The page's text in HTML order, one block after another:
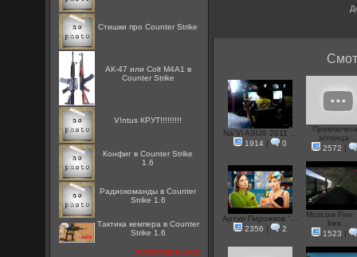
Стишки про Counter Strike
АК-47 или Colt M4A1 в
Counter Strike
V!ntus КРУТ!!!!!!!!!
Конфиг в Counter Strike
1.6
Радиокоманды в Counter
Strike 1.6
Тактика кемпера в Counter
Strike 1.6
посмотреть все
Na`Vi ASUS 2011 ...
1914 | 0
2572 |
Артур Пирожков "...
2356 | 2
Moscow
bes...
1523 |